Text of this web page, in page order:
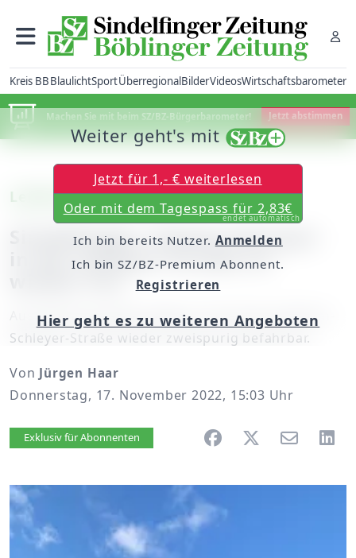
Kreis BBBlaulichtSportÜberregionalBilderVideosWirtschaftsbarometer
Machen Sie mit beim SZ/BZ-Bürgerbarometer! Jetzt abstimmen
Leichte Entspannung
Sindelfingen: Zweite Fahrspur
in der Schleyer-Straße ist
Aus Richtung Calwer Bogen ist die Hanns-Martin-
Schleyer-Straße wieder zweispurig befahrbar.
Von Jürgen Haar
Donnerstag, 17. November 2022, 15:03 Uhr
Artikel vorlesen
Exklusiv für Abonnenten
Weiter geht's mit
Jetzt für 1,- € weiterlesen
Oder mit dem Tagespass für 2,83€
endet automatisch
Ich bin bereits Nutzer. Anmelden
Ich bin SZ/BZ-Premium Abonnent.
Registrieren
Hier geht es zu weiteren Angeboten